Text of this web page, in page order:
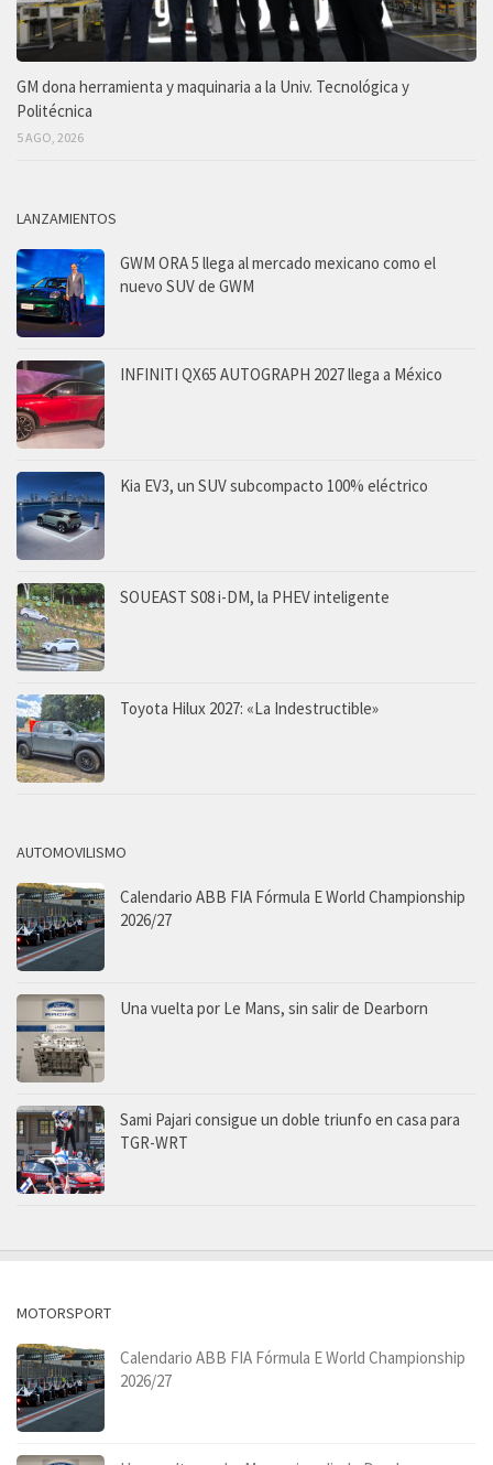
GM dona herramienta y maquinaria a la Univ. Tecnológica y
Politécnica
5 AGO, 2026
LANZAMIENTOS
GWM ORA 5 llega al mercado mexicano como el
nuevo SUV de GWM
INFINITI QX65 AUTOGRAPH 2027 llega a México
Kia EV3, un SUV subcompacto 100% eléctrico
SOUEAST S08 i-DM, la PHEV inteligente
Toyota Hilux 2027: «La Indestructible»
AUTOMOVILISMO
Calendario ABB FIA Fórmula E World Championship
2026/27
Una vuelta por Le Mans, sin salir de Dearborn
Sami Pajari consigue un doble triunfo en casa para
TGR-WRT
MOTORSPORT
Calendario ABB FIA Fórmula E World Championship
2026/27